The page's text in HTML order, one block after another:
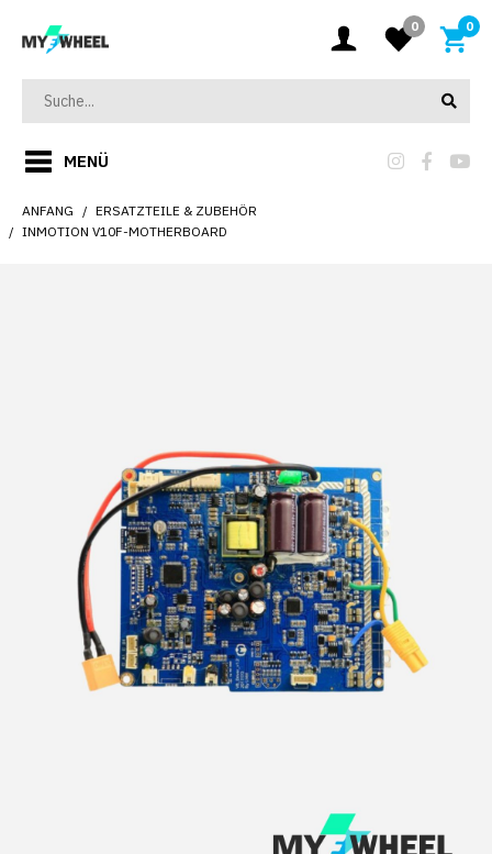
0 0
MENÜ
ANFANG
ERSATZTEILE & ZUBEHÖR
INMOTION V10F-MOTHERBOARD